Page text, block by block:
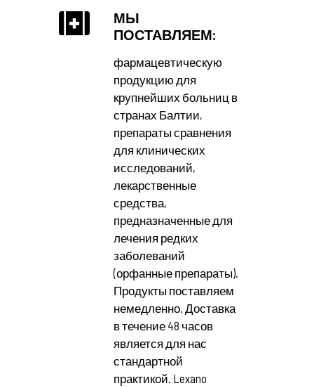
МЫ
ПОСТАВЛЯЕМ:
фармацевтическую
продукцию для
крупнейших больниц в
странах Балтии,
препараты сравнения
для клинических
исследований,
лекарственные
средства,
предназначенные для
лечения редких
заболеваний
(орфанные препараты).
Продукты поставляем
немедленно. Доставка
в течение 48 часов
является для нас
стандартной
практикой. Lexano